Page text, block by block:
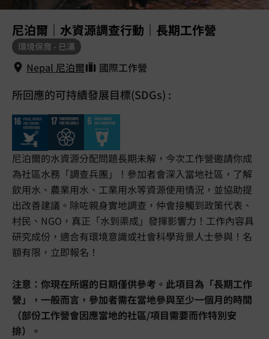
尼泊爾｜水資源調查行動｜長期工作營
環境保育 - 已滿
Nepal 尼泊爾 國際工作營
所回應的可持續發展目標(SDGs) :
尼泊爾的水資源分配問題長期未解，今次工作營邀請你成
為社區水務「調查兵團」！參加者會深入當地社區，了解
飲用水、農業用水、工業用水等資源使用情況，並協助提
出改善建議。除咗親身實地調查，仲會接觸到政策代表、
村民、NGO，真正「水到渠成」發揮影響力！工作內容具
研究成份，適合有環境意識或社會科學背景人士參與！名
額有限，立即報名！
注意：你現在所選的日期僅供參考。此項目為「長期工作
營」，一般而言，參加者需在當地參與至少一個月的時間
（部份工作營會因應當地的社區/項目需要而作特別安
排）。
Nepal 尼泊爾